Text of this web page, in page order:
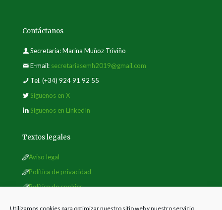
Utilizamos cookies para optimizar nuestro sitio web y nuestro servicio.
Contáctanos
Secretaría: Marina Muñoz Triviño
E-mail: secretariasemh2019@gmail.com
Tel. (+34) 924 91 92 55
Síguenos en X
Síguenos en LinkedIn
Textos legales
Aviso legal
Política de privacidad
Política de cookies